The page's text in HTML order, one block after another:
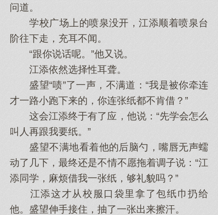
问道。
学校广场上的喷泉没开，江添顺着喷泉台
阶往下走，充耳不闻。
“跟你说话呢。”他又说。
江添依然选择性耳聋。
盛望“啧”了一声，不满道：“我是被你牵连
才一路小跑下来的，你连张纸都不肯借？”
这会江添终于有了应，他说：“先学会怎么
叫人再跟我要纸。”
盛望不满地看着他的后脑勺，嘴唇无声蠕
动了几下，最终还是不情不愿拖着调子说：“江
添同学，麻烦借我一张纸，够礼貌吗？”
江添这才从校服口袋里拿了包纸巾扔给
他。盛望伸手接住，抽了一张出来擦汗。